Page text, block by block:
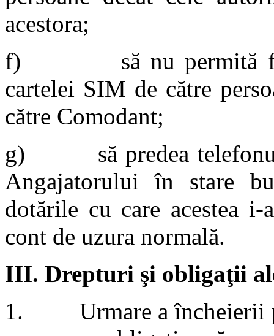
acestora;
f) să nu permită
cartelei SIM de către
către Comodant;
g) să predea telefonul
Angajatorului în stare
dotările cu care acestea
cont de uzura normală.
III. Drepturi şi obligaţii
1. Urmare a încheierii